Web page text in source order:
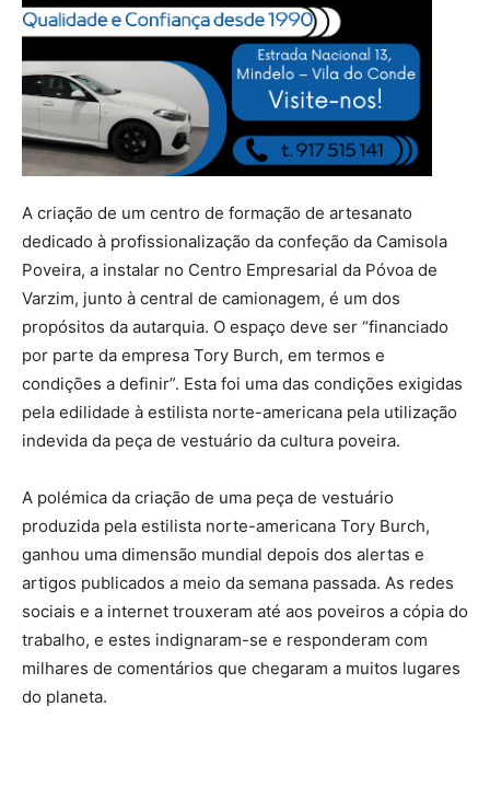
A criação de um centro de formação de artesanato
dedicado à profissionalização da confeção da Camisola
Poveira, a instalar no Centro Empresarial da Póvoa de
Varzim, junto à central de camionagem, é um dos
propósitos da autarquia. O espaço deve ser “financiado
por parte da empresa Tory Burch, em termos e
condições a definir”. Esta foi uma das condições exigidas
pela edilidade à estilista norte-americana pela utilização
indevida da peça de vestuário da cultura poveira.
A polémica da criação de uma peça de vestuário
produzida pela estilista norte-americana Tory Burch,
ganhou uma dimensão mundial depois dos alertas e
artigos publicados a meio da semana passada. As redes
sociais e a internet trouxeram até aos poveiros a cópia do
trabalho, e estes indignaram-se e responderam com
milhares de comentários que chegaram a muitos lugares
do planeta.